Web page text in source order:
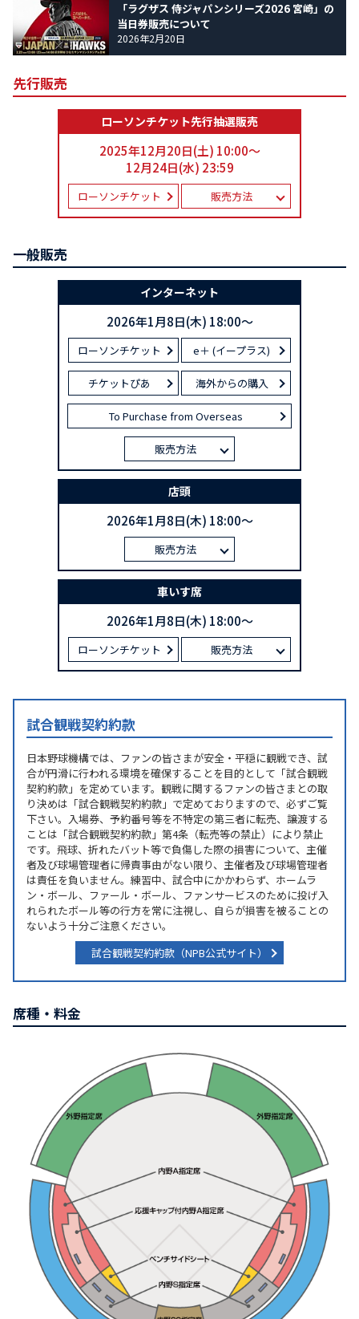
「ラグザス 侍ジャパンシリーズ2026 宮崎」の
当日券販売について
2026年2月20日
先行販売
ローソンチケット先行抽選販売
2025年12月20日(土) 10:00～
12月24日(水) 23:59
ローソンチケット 販売方法
一般販売
インターネット
2026年1月8日(木) 18:00～
ローソンチケット e＋ (イープラス)
チケットぴあ 海外からの購入
To Purchase from Overseas
販売方法
店頭
2026年1月8日(木) 18:00～
販売方法
車いす席
2026年1月8日(木) 18:00～
ローソンチケット 販売方法
試合観戦契約約款
日本野球機構では、ファンの皆さまが安全・平穏に観戦でき、試
合が円滑に行われる環境を確保することを目的として「試合観戦
契約約款」を定めています。観戦に関するファンの皆さまとの取
り決めは「試合観戦契約約款」で定めておりますので、必ずご覧
下さい。入場券、予約番号等を不特定の第三者に転売、譲渡する
ことは「試合観戦契約約款」第4条（転売等の禁止）により禁止
です。飛球、折れたバット等で負傷した際の損害について、主催
者及び球場管理者に帰責事由がない限り、主催者及び球場管理者
は責任を負いません。練習中、試合中にかかわらず、ホームラ
ン・ボール、ファール・ボール、ファンサービスのために投げ入
れられたボール等の行方を常に注視し、自らが損害を被ることの
ないよう十分ご注意ください。
試合観戦契約約款（NPB公式サイト）
席種・料金